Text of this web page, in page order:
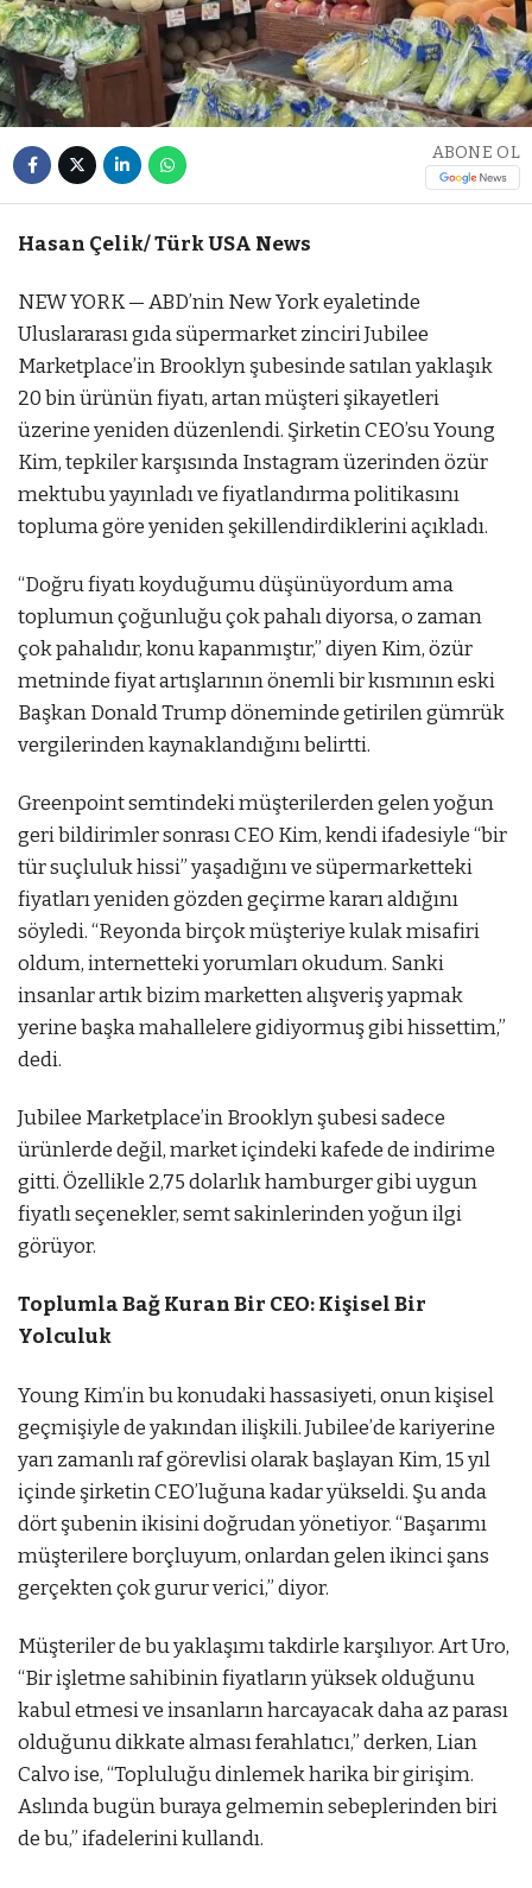
ABONE OL
Hasan Çelik/ Türk USA News
NEW YORK — ABD’nin New York eyaletinde
Uluslararası gıda süpermarket zinciri Jubilee
Marketplace’in Brooklyn şubesinde satılan yaklaşık
20 bin ürünün fiyatı, artan müşteri şikayetleri
üzerine yeniden düzenlendi. Şirketin CEO’su Young
Kim, tepkiler karşısında Instagram üzerinden özür
mektubu yayınladı ve fiyatlandırma politikasını
topluma göre yeniden şekillendirdiklerini açıkladı.
“Doğru fiyatı koyduğumu düşünüyordum ama
toplumun çoğunluğu çok pahalı diyorsa, o zaman
çok pahalıdır, konu kapanmıştır,” diyen Kim, özür
metninde fiyat artışlarının önemli bir kısmının eski
Başkan Donald Trump döneminde getirilen gümrük
vergilerinden kaynaklandığını belirtti.
Greenpoint semtindeki müşterilerden gelen yoğun
geri bildirimler sonrası CEO Kim, kendi ifadesiyle “bir
tür suçluluk hissi” yaşadığını ve süpermarketteki
fiyatları yeniden gözden geçirme kararı aldığını
söyledi. “Reyonda birçok müşteriye kulak misafiri
oldum, internetteki yorumları okudum. Sanki
insanlar artık bizim marketten alışveriş yapmak
yerine başka mahallelere gidiyormuş gibi hissettim,”
dedi.
Jubilee Marketplace’in Brooklyn şubesi sadece
ürünlerde değil, market içindeki kafede de indirime
gitti. Özellikle 2,75 dolarlık hamburger gibi uygun
fiyatlı seçenekler, semt sakinlerinden yoğun ilgi
görüyor.
Toplumla Bağ Kuran Bir CEO: Kişisel Bir
Yolculuk
Young Kim’in bu konudaki hassasiyeti, onun kişisel
geçmişiyle de yakından ilişkili. Jubilee’de kariyerine
yarı zamanlı raf görevlisi olarak başlayan Kim, 15 yıl
içinde şirketin CEO’luğuna kadar yükseldi. Şu anda
dört şubenin ikisini doğrudan yönetiyor. “Başarımı
müşterilere borçluyum, onlardan gelen ikinci şans
gerçekten çok gurur verici,” diyor.
Müşteriler de bu yaklaşımı takdirle karşılıyor. Art Uro,
“Bir işletme sahibinin fiyatların yüksek olduğunu
kabul etmesi ve insanların harcayacak daha az parası
olduğunu dikkate alması ferahlatıcı,” derken, Lian
Calvo ise, “Topluluğu dinlemek harika bir girişim.
Aslında bugün buraya gelmemin sebeplerinden biri
de bu,” ifadelerini kullandı.